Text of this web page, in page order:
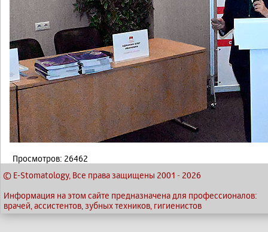
Просмотров: 26462
© E-Stomatology, Все права защищены 2001 - 2026
Информация на этом сайте предназначена для профессионалов:
врачей, ассистентов, зубных техников, гигиенистов